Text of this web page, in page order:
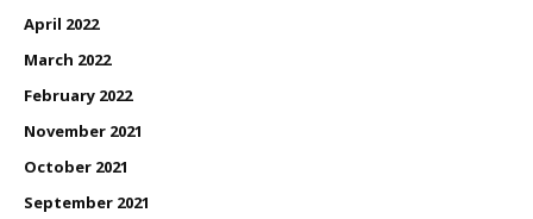
April 2022
March 2022
February 2022
November 2021
October 2021
September 2021